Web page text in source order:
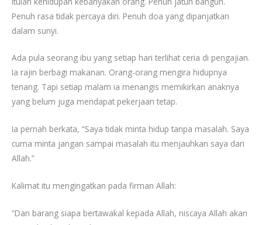
Penuh rasa tidak percaya diri. Penuh doa yang dipanjatkan
dalam sunyi.
Ada pula seorang ibu yang setiap hari terlihat ceria di pengajian.
Ia rajin berbagi makanan. Orang-orang mengira hidupnya
tenang. Tapi setiap malam ia menangis memikirkan anaknya
yang belum juga mendapat pekerjaan tetap.
Ia pernah berkata, “Saya tidak minta hidup tanpa masalah. Saya
cuma minta jangan sampai masalah itu menjauhkan saya dari
Allah.”
Kalimat itu mengingatkan pada firman Allah:
“Dan barang siapa bertawakal kepada Allah, niscaya Allah akan